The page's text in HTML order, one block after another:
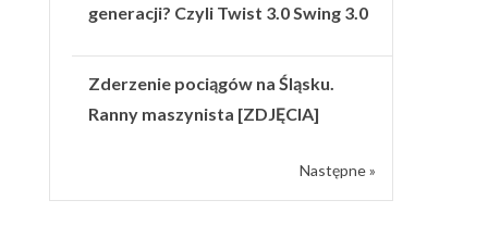
generacji? Czyli Twist 3.0 Swing 3.0
Zderzenie pociągów na Śląsku.
Ranny maszynista [ZDJĘCIA]
Następne »